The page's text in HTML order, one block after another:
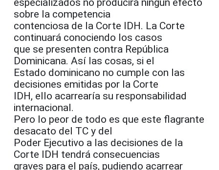
especializados no producirá ningún efecto
sobre la competencia
contenciosa de la Corte IDH. La Corte
continuará conociendo los casos
que se presenten contra República
Dominicana. Así las cosas, si el
Estado dominicano no cumple con las
decisiones emitidas por la Corte
IDH, ello acarrearía su responsabilidad
internacional.
Pero lo peor de todo es que este flagrante
desacato del TC y del
Poder Ejecutivo a las decisiones de la
Corte IDH tendrá consecuencias
graves para el país, pudiendo acarrear